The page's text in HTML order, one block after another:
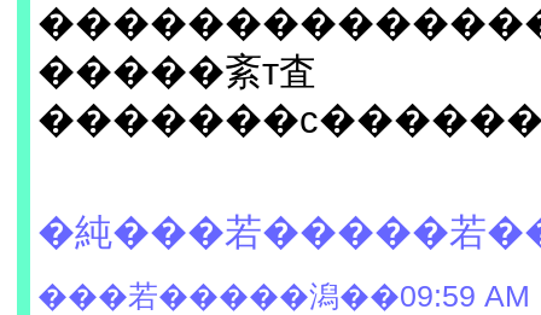
�����紊т査
�純���若�����若
���若�����潟��09:59 AM